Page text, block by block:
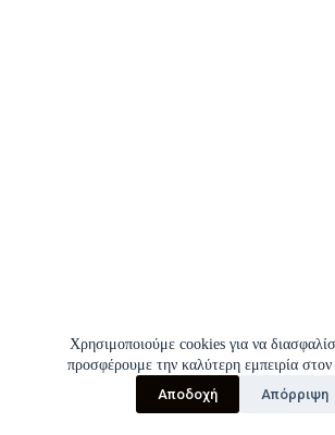
Χρησιμοποιούμε cookies για να
προσφέρουμε την καλύτερη εμπειρία
Αποδοχή
Απόρριψη